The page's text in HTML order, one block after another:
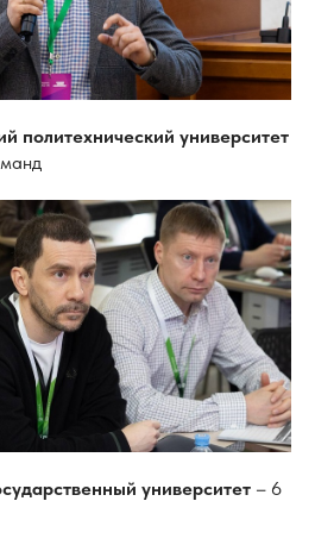
политехнический университет
университет – 6